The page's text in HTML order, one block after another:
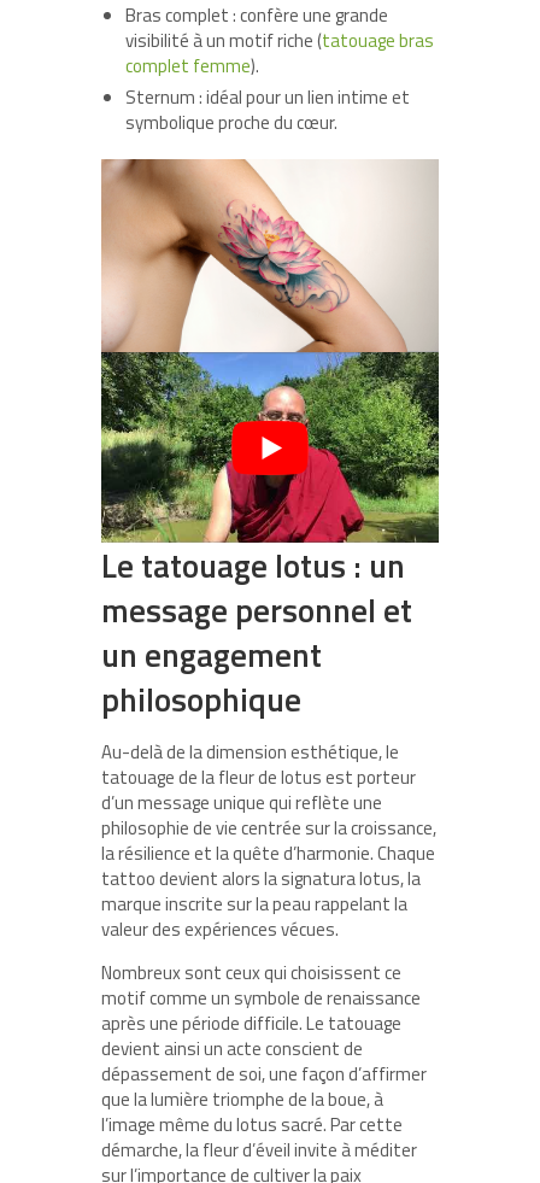
Bras complet : confère une grande
visibilité à un motif riche (tatouage bras
complet femme).
Sternum : idéal pour un lien intime et
symbolique proche du cœur.
Le tatouage lotus : un
message personnel et
un engagement
philosophique
Au-delà de la dimension esthétique, le
tatouage de la fleur de lotus est porteur
d’un message unique qui reflète une
philosophie de vie centrée sur la croissance,
la résilience et la quête d’harmonie. Chaque
tattoo devient alors la signatura lotus, la
marque inscrite sur la peau rappelant la
valeur des expériences vécues.
Nombreux sont ceux qui choisissent ce
motif comme un symbole de renaissance
après une période difficile. Le tatouage
devient ainsi un acte conscient de
dépassement de soi, une façon d’affirmer
que la lumière triomphe de la boue, à
l’image même du lotus sacré. Par cette
démarche, la fleur d’éveil invite à méditer
sur l’importance de cultiver la paix